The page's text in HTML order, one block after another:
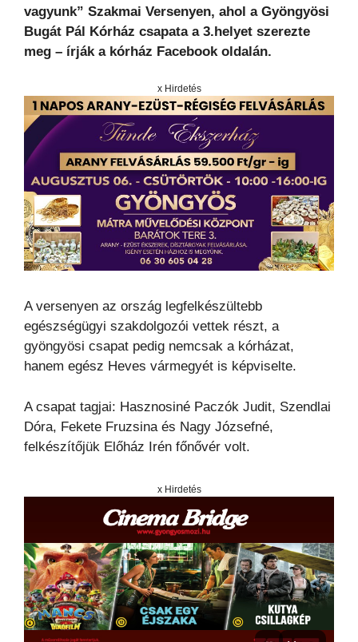
vagyunk” Szakmai Versenyen, ahol a Gyöngyösi
Bugát Pál Kórház csapata a 3.helyet szerezte
meg – írják a kórház Facebook oldalán.
x Hirdetés
A versenyen az ország legfelkészültebb
egészségügyi szakdolgozói vettek részt, a
gyöngyösi csapat pedig nemcsak a kórházat,
hanem egész Heves vármegyét is képviselte.
A csapat tagjai: Hasznosiné Paczók Judit, Szendlai
Dóra, Fekete Fruzsina és Nagy Józsefné,
felkészítőjük Előház Irén főnővér volt.
x Hirdetés